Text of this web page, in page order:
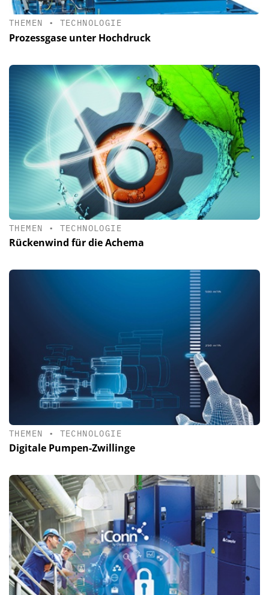
THEMEN • TECHNOLOGIE
Prozessgase unter Hochdruck
THEMEN • TECHNOLOGIE
Rückenwind für die Achema
THEMEN • TECHNOLOGIE
Digitale Pumpen-Zwillinge